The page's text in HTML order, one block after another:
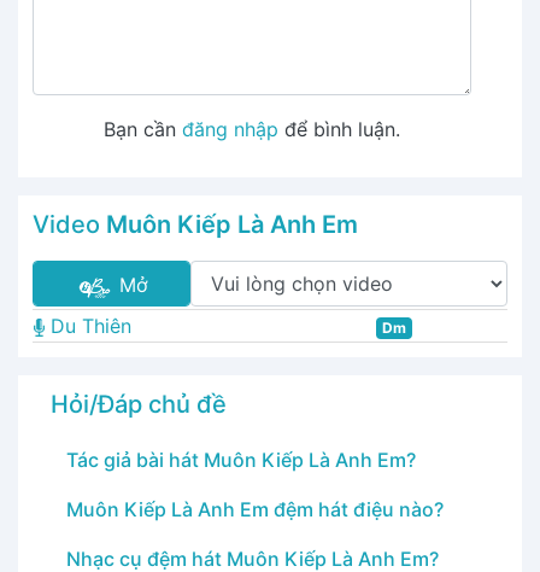
Bạn cần đăng nhập để bình luận.
Video Muôn Kiếp Là Anh Em
Mở
Du Thiên
Dm
Hỏi/Đáp chủ đề
Tác giả bài hát Muôn Kiếp Là Anh Em?
Muôn Kiếp Là Anh Em đệm hát điệu nào?
Nhạc cụ đệm hát Muôn Kiếp Là Anh Em?